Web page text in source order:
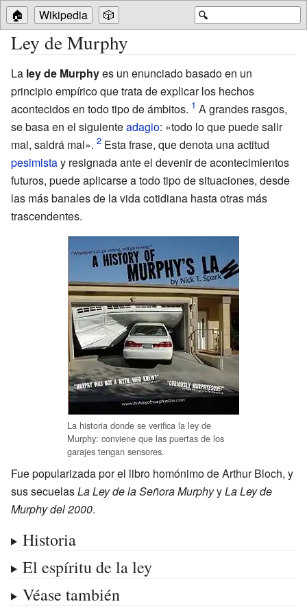
🔍
🏠 Wikipedia 🎲
Ley de Murphy
La ley de Murphyes un enunciado basado en un
principio empírico que trata de explicar los hechos
acontecidos en todo tipo de ámbitos.
A grandes rasgos,
se basa en el siguienteadagio: «todo lo que puede salir
mal, saldrá mal».
Esta frase, que denota una actitud
pesimistay resignada ante el devenir de acontecimientos
futuros, puede aplicarse a todo tipo de situaciones, desde
las más banales de la vida cotidiana hasta otras más
trascendentes.
La historia donde se verifica la ley de
Murphy: conviene que las puertas de los
garajes tengan sensores.
Fue popularizada por el libro homónimo deArthur Bloch, y
sus secuelasLa Ley de la Señora MurphyyLa Ley de
Murphy del 2000.
Historia
El espíritu de la ley
Véase también